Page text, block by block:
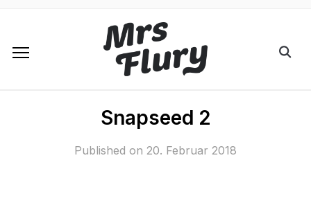
Snapseed 2
Published on 20. Februar 2018